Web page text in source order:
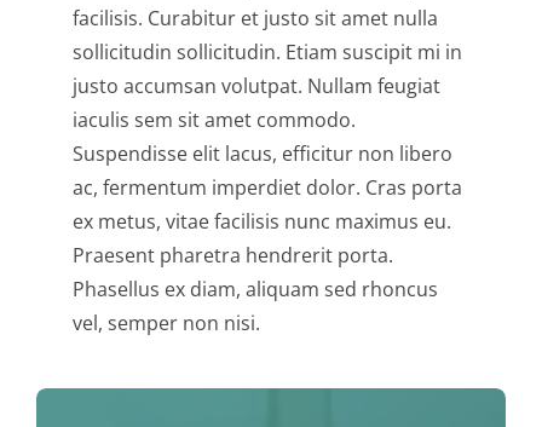
facilisis. Curabitur et justo sit amet nulla
sollicitudin sollicitudin. Etiam suscipit mi in
justo accumsan volutpat. Nullam feugiat
iaculis sem sit amet commodo.
Suspendisse elit lacus, efficitur non libero
ac, fermentum imperdiet dolor. Cras porta
ex metus, vitae facilisis nunc maximus eu.
Praesent pharetra hendrerit porta.
Phasellus ex diam, aliquam sed rhoncus
vel, semper non nisi.